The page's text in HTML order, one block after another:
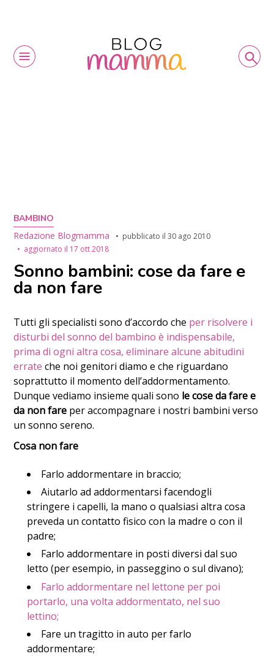
BAMBINO
Redazione Blogmamma
pubblicato il30 ago 2010
aggiornato il 17 ott 2018
Sonno bambini: cose da fare e
da non fare
Tutti gli specialisti sono d’accordo che per risolvere i
disturbi del sonno del bambino è indispensabile,
prima di ogni altra cosa, eliminare alcune abitudini
errate che noi genitori diamo e che riguardano
soprattutto il momento dell’addormentamento.
Dunque vediamo insieme quali sono le cose da fare e
da non fare per accompagnare i nostri bambini verso
un sonno sereno.
Cosa non fare
Farlo addormentare in braccio;
Aiutarlo ad addormentarsi facendogli
stringere i capelli, la mano o qualsiasi altra cosa
preveda un contatto fisico con la madre o con il
padre;
Farlo addormentare in posti diversi dal suo
letto (per esempio, in passeggino o sul divano);
Farlo addormentare nel lettone per poi
portarlo, una volta addormentato, nel suo
lettino;
Fare un tragitto in auto per farlo
addormentare;